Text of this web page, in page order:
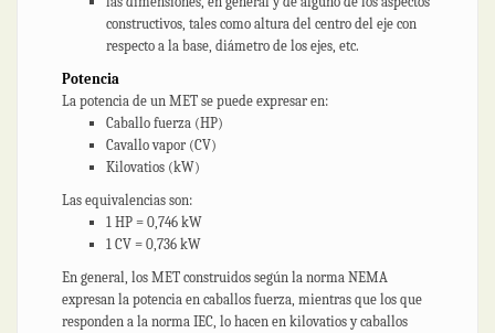
constructivos, tales como altura del centro del eje con
respecto a la base, diámetro de los ejes, etc.
Potencia
La potencia de un MET se puede expresar en:
Caballo fuerza (HP)
Cavallo vapor (CV)
Kilovatios (kW)
Las equivalencias son:
1 HP = 0,746 kW
1 CV = 0,736 kW
En general, los MET construidos según la norma NEMA
expresan la potencia en caballos fuerza, mientras que los que
responden a la norma IEC, lo hacen en kilovatios y caballos